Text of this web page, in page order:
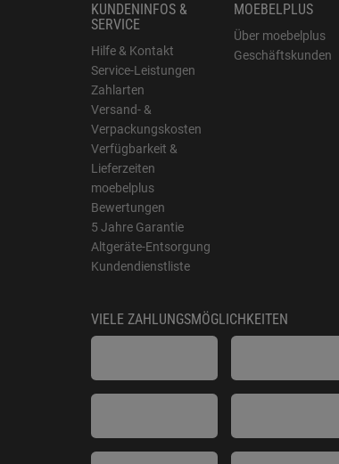
KUNDENINFOS &
SERVICE
Hilfe & Kontakt
Service-Leistungen
Zahlarten
Versand- &
Verpackungskosten
Verfügbarkeit &
Lieferzeiten
moebelplus
Bewertungen
5 Jahre Garantie
Altgeräte-Entsorgung
Kundendienstliste
MOEBELPLUS
Über moebelplus
Geschäftskunden
VIELE ZAHLUNGSMÖGLICHKEITEN